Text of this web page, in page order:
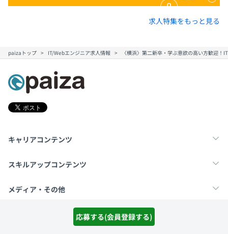
応募する(会員登録する)
求人特集をもっと見る
paizaトップ IT/Webエンジニア求人情報 〈横浜〉第二新卒・学ぶ意欲の高い方歓迎
キャリアコンテンツ
転職・キャリア
スキルアップコンテンツ
学習
メディア・その他
Tech Team Journal paiza times